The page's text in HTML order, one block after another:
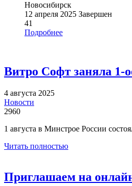
Новосибирск
12 апреля 2025 Завершен
41
Подробнее
Витро Софт заняла
4 августа 2025
Новости
2960
1 августа в Минстрое России
Читать полностью
Приглашаем на